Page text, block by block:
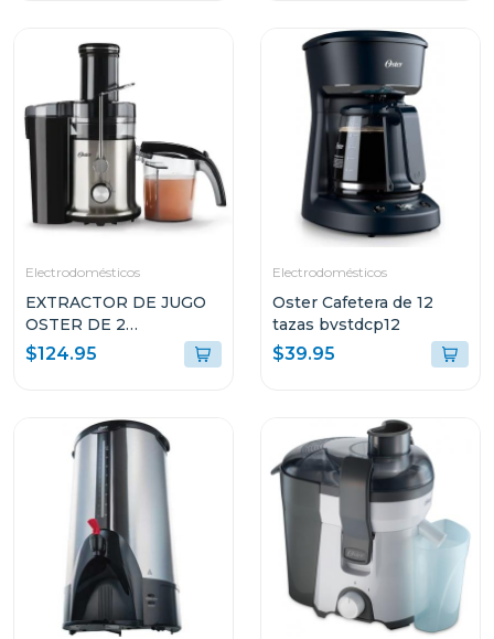
Electrodomésticos
EXTRACTOR DE JUGO
OSTER DE 2
VELOCIDADES
FPSTJE320S
$124.95
Electrodomésticos
Oster Cafetera de 12
tazas bvstdcp12
$39.95